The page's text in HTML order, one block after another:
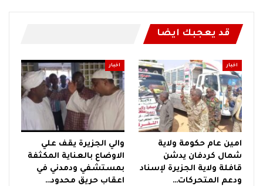
قد يعجبك ايضا
اخبار
امين عام حكومة ولاية
شمال كردفان يدشن
قافلة ولاية الجزيرة لإسناد
ودعم المتحركات…
اخبار
والي الجزيرة يقف علي
الاوضاع بالعناية المكثفة
بمستشفي ودمدني في
اعقاب حريق محدود…